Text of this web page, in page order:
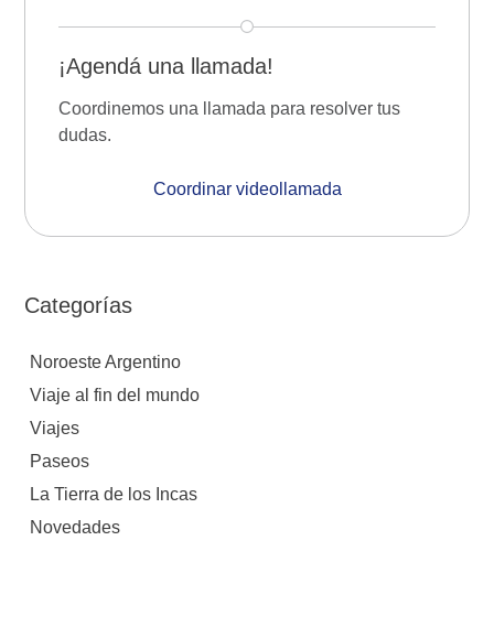
¡Agendá una llamada!
Coordinemos una llamada para resolver tus
dudas.
Coordinar videollamada
Categorías
Noroeste Argentino
Viaje al fin del mundo
Viajes
Paseos
La Tierra de los Incas
Novedades